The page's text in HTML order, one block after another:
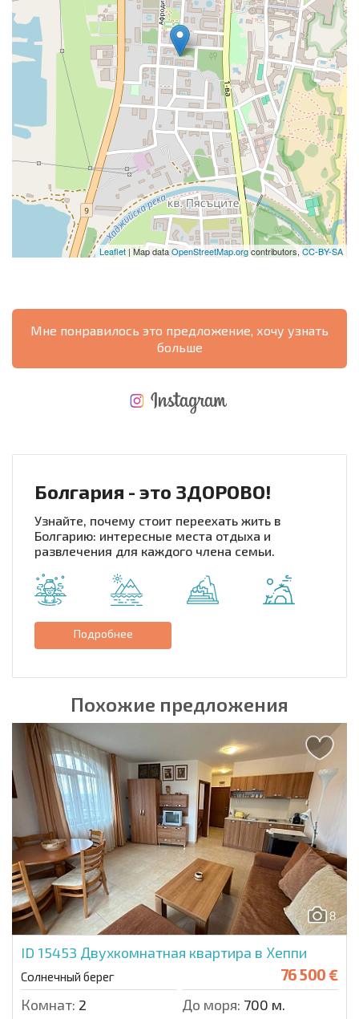
Leaflet| Map dataOpenStreetMap.orgcontributors, CC-BY-SA
Мне понравилось это предложение, хочу узнать
больше
Болгария - это ЗДОРОВО!
Узнайте, почему стоит переехать жить в
Болгарию: интересные места отдыха и
развлечения для каждого члена семьи.
Подробнее
Похожие предложения
8
ID 15453 Двухкомнатная квартира в Хеппи
Солнечный берег 76 500 €
Комнат: 2 До моря: 700 м.